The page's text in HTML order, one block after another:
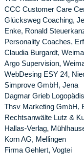
CCC Customer Care
Glücksweg Coaching,
Enke, Ronald
Personality Coaches,
Claudia Burgardt,
Argo Supervision,
WebDesing ESY 24,
Simprove GmbH, Jena
Dagmar Grieb
Thsv Marketing GmbH,
Rechtsanwälte Lutz &
Hallas-Verlag,
Korn AG, Mellingen
Firma Gehlert, Vogtei